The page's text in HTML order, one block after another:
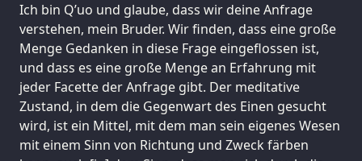
Ich bin Q’uo und glaube, dass wir deine Anfrage
verstehen, mein Bruder. Wir finden, dass eine große
Menge Gedanken in diese Frage eingeflossen ist,
und dass es eine große Menge an Erfahrung mit
jeder Facette der Anfrage gibt. Der meditative
Zustand, in dem die Gegenwart des Einen gesucht
wird, ist ein Mittel, mit dem man sein eigenes Wesen
mit einem Sinn von Richtung und Zweck färben